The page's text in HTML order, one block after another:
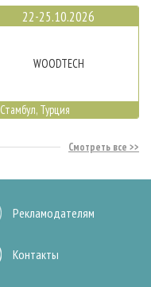
22-25.10.2026
WOODTECH
Стамбул, Турция
Смотреть все
Рекламодателям
Контакты